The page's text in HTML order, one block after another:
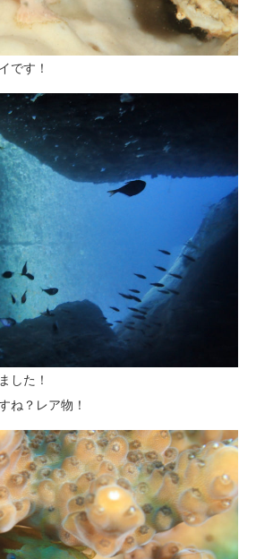
です！
した！
ね？レア物！